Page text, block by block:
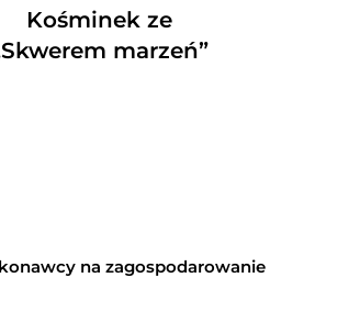
Kośminek ze
marzeń”
na zagospodarowanie